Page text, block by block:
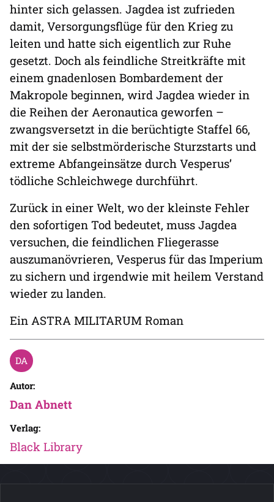
hinter sich gelassen. Jagdea ist zufrieden
damit, Versorgungsflüge für den Krieg zu
leiten und hatte sich eigentlich zur Ruhe
gesetzt. Doch als feindliche Streitkräfte mit
einem gnadenlosen Bombardement der
Makropole beginnen, wird Jagdea wieder in
die Reihen der Aeronautica geworfen –
zwangsversetzt in die berüchtigte Staffel 66,
mit der sie selbstmörderische Sturzstarts und
extreme Abfangeinsätze durch Vesperusʼ
tödliche Schleichwege durchführt.
Zurück in einer Welt, wo der kleinste Fehler
den sofortigen Tod bedeutet, muss Jagdea
versuchen, die feindlichen Fliegerasse
auszumanövrieren, Vesperus für das Imperium
zu sichern und irgendwie mit heilem Verstand
wieder zu landen.
Ein ASTRA MILITARUM Roman
Autor:
Dan Abnett
Verlag:
Black Library